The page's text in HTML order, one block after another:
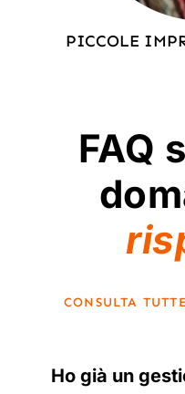
PICCOLE
FAQ
CONSULTA
Ho già un